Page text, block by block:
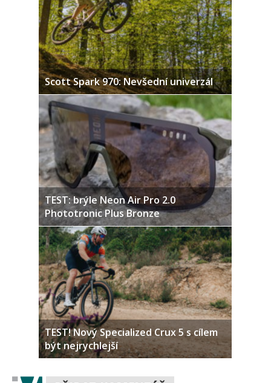
Scott Spark 970: Nevšední univerzál
TEST: brýle Neon Air Pro 2.0
Phototronic Plus Bronze
TEST! Nový Specialized Crux 5 s cílem
být nejrychlejší